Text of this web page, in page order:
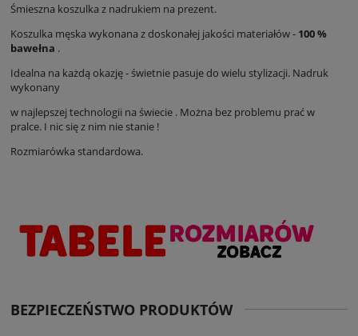
Śmieszna koszulka z nadrukiem na prezent.
Koszulka męska wykonana z doskonałej jakości materiałów - 100 %
bawełna .
Idealna na każdą okazję - świetnie pasuje do wielu stylizacji. Nadruk
wykonany
w najlepszej technologii na świecie . Można bez problemu prać w
pralce. I nic się z nim nie stanie !
Rozmiarówka standardowa.
BEZPIECZEŃSTWO PRODUKTÓW